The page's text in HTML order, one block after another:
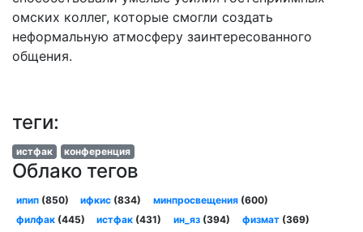
омских коллег, которые смогли создать
неформальную атмосферу заинтересованного
общения.
теги:
истфак конференция
Облако тегов
ипип(850) ифкис (834) минпросвещения(600)
филфак(445) истфак (431) ин_яз(394) физмат(369)